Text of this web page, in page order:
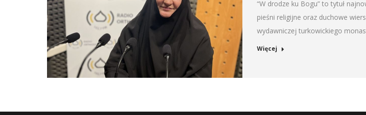
“W drodze ku Bogu” to tytuł
pieśni religijne oraz duchowe
wydawniczej turkowickiego
Więcej